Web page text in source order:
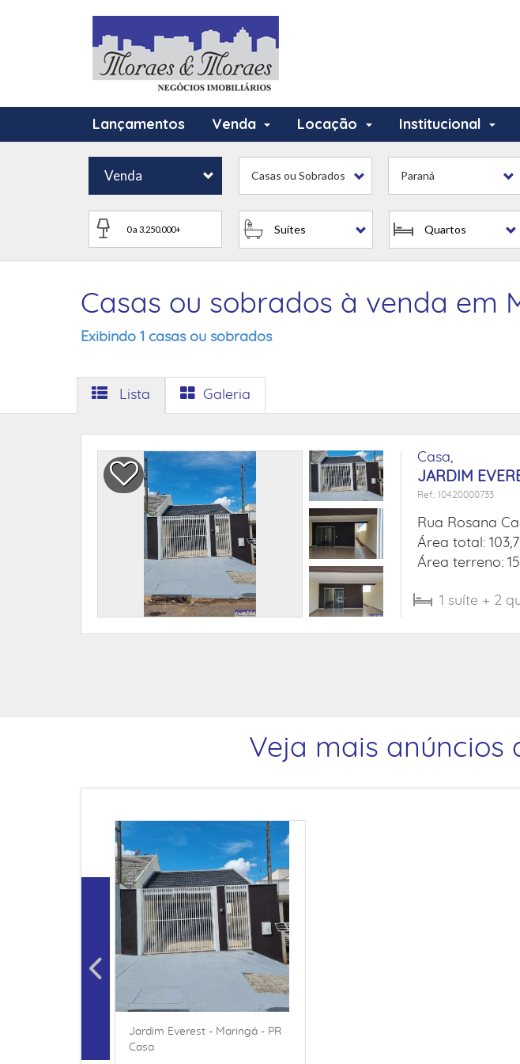
Lançamentos Venda Locação Institucional
Venda Casas ou Sobrados Paraná
Suítes Quartos
Casas ou sobrados à venda em
Exibindo 1 casas ou sobrados
Lista Galeria
Casa,
JARDIM
Ref.: 10420000733
Rua Rosana
Área total:
Área terreno:
1 suíte + 2
Veja mais anúncios
Jardim Everest - Maringá - PR
Casa